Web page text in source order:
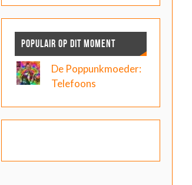
POPULAIR OP DIT MOMENT
De Poppunkmoeder:
Telefoons